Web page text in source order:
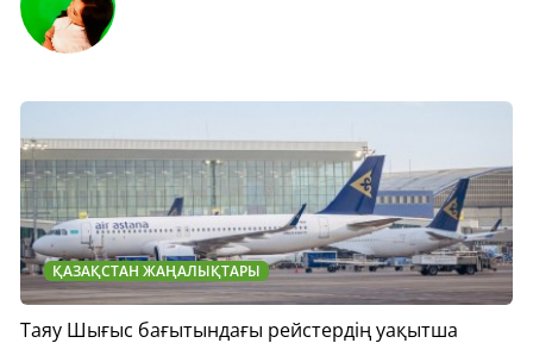
ҚАЗАҚСТАН ЖАҢАЛЫҚТАРЫ
Таяу Шығыс бағытындағы рейстердің уақытша